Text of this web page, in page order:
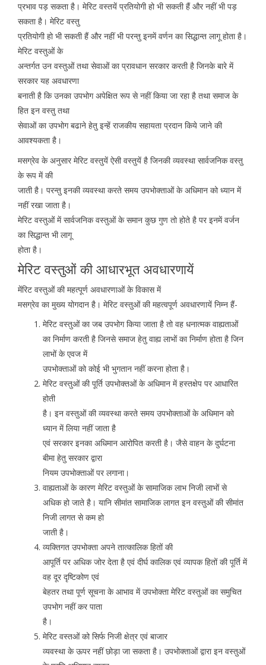
प्रभाव पड़ सकता है। मेरिट वस्तयें प्रतियोगी हो भी सकती हैं और नहीं भी पड़
सकता है। मेरिट वस्तु
प्रतियोगी हो भी सकती हैं और नहीं भी परन्तु इनमें वर्णन का सिद्धान्त लागू होता है।
मेरिट वस्तुओं के
अन्तर्गत उन वस्तुओं तथा सेवाओं का प्रावधान सरकार करती है जिनके बारे में
सरकार यह अवधारणा
बनाती है कि उनका उपभोग अपेक्षित रूप से नहीं किया जा रहा है तथा समाज के
हित इन वस्तु तथा
सेवाओं का उपभोग बढाने हेतु इन्हें राजकीय सहायता प्रदान किये जाने की
आवश्यकता है।
मसग्रेव के अनुसार मेरिट वस्तुयें ऐसी वस्तुयें है जिनकी व्यवस्था सार्वजनिक वस्तु
के रूप में की
जाती है। परन्तु इनकी व्यवस्था करते समय उपभोक्ताओं के अधिमान को ध्यान में
नहीं रखा जाता है।
मेरिट वस्तुओं में सार्वजनिक वस्तुओं के समान कुछ गुण तो होते है पर इनमें वर्जन
का सिद्धान्त भी लागू
होता है।
मेरिट वस्तुओं की आधारभूत अवधारणायें
मेंरिट वस्तुओं की महत्पूर्ण अवधारणाओं के विकास में
मसग्रेव का मुख्य योगदान है। मेरिट वस्तुओं की महत्वपूर्ण अवधारणायें निम्न हैं-
मेरिट वस्तुओं का जब उपभोग किया जाता है तो वह धनात्मक वाह्यताओं
का निर्माण करती है जिनसे समाज हेतु वाह्य लाभों का निर्माण होता है जिन
लाभों के एवज में
उपभोक्ताओं को कोई भी भुगतान नहीं करना होता है।
मेरिट वस्तुओं की पूर्ति उपभोक्तओं के अधिमान में हस्तक्षेप पर आधारित
होती
है। इन वस्तुओं की व्यवस्था करते समय उपभोक्ताओं के अधिमान को
ध्यान में लिया नहीं जाता है
एवं सरकार इनका अधिमान आरोपित करती है। जैसे वाहन के दुर्घटना
बीमा हेतु सरकार द्वारा
नियम उपभोक्ताओं पर लगाना।
वाह्यताओं के कारण मेरिट वस्तुओं के सामाजिक लाभ निजी लाभों से
अधिक हो जाते है। यानि सीमांत सामाजिक लागत इन वस्तुओं की सीमांत
निजी लागत से कम हो
जाती है।
व्यक्तिगत उपभोक्ता अपने तात्कालिक हितों की
आपूर्ति पर अधिक जोर देता है एवं दीर्घ कालिक एवं व्यापक हितों की पूर्ति में
वह दूर दृष्टिकोण एवं
बेहतर तथा पूर्ण सूचना के आभाव में उपभोक्ता मेरिट वस्तुओं का समुचित
उपभोग नहीं कर पाता
है।
मेरिट वस्तओं को सिर्फ निजी क्षेत्र एवं बाजार
व्यवस्था के ऊपर नहीं छोड़ा जा सकता है। उपभोक्ताओं द्वारा इन वस्तुओं